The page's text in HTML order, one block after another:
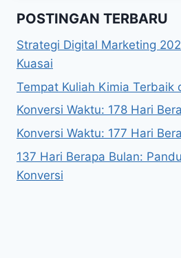
POSTINGAN TERBARU
Strategi Digital Marketing
Kuasai
Tempat Kuliah Kimia Terbaik
Konversi Waktu: 178 Hari
Konversi Waktu: 177 Hari
137 Hari Berapa Bulan:
Konversi